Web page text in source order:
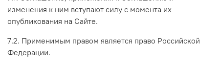
изменения к ним вступают силу с момента их
опубликования на Сайте.
7.2. Применимым правом является право Российской
Федерации.